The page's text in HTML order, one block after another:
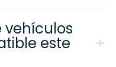
vehículos
este